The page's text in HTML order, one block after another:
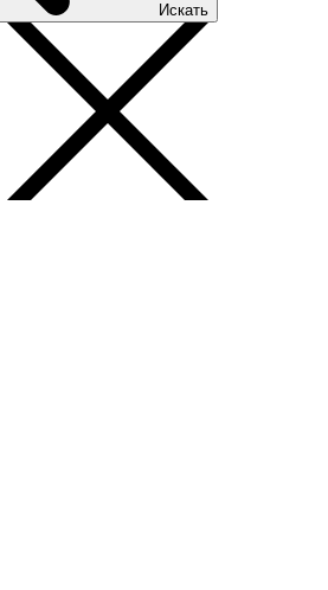
Искать